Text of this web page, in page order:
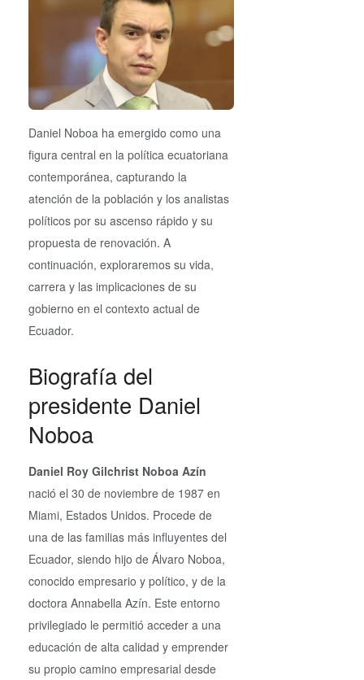
Daniel Noboa ha emergido como una
figura central en la política ecuatoriana
contemporánea, capturando la
atención de la población y los analistas
políticos por su ascenso rápido y su
propuesta de renovación. A
continuación, exploraremos su vida,
carrera y las implicaciones de su
gobierno en el contexto actual de
Ecuador.
Biografía del
presidente Daniel
Noboa
Daniel Roy Gilchrist Noboa Azín
nació el 30 de noviembre de 1987 en
Miami, Estados Unidos. Procede de
una de las familias más influyentes del
Ecuador, siendo hijo de Álvaro Noboa,
conocido empresario y político, y de la
doctora Annabella Azín. Este entorno
privilegiado le permitió acceder a una
educación de alta calidad y emprender
su propio camino empresarial desde